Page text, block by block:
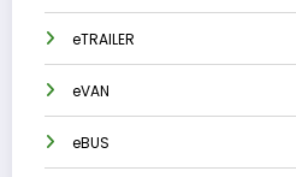
eTRAILER
eVAN
eBUS